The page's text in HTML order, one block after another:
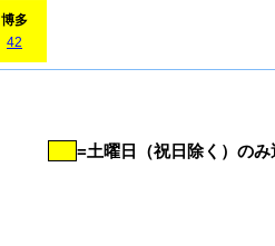
博多
42
=土曜日（祝日除く）のみ